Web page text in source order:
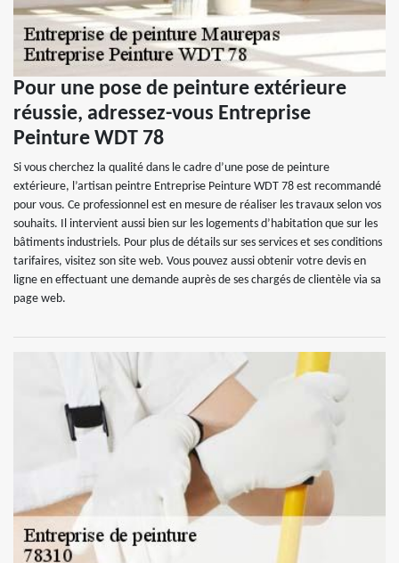
Pour une pose de peinture extérieure
réussie, adressez-vous Entreprise
Peinture WDT 78
Si vous cherchez la qualité dans le cadre d’une pose de peinture
extérieure, l’artisan peintre Entreprise Peinture WDT 78 est recommandé
pour vous. Ce professionnel est en mesure de réaliser les travaux selon vos
souhaits. Il intervient aussi bien sur les logements d’habitation que sur les
bâtiments industriels. Pour plus de détails sur ses services et ses conditions
tarifaires, visitez son site web. Vous pouvez aussi obtenir votre devis en
ligne en effectuant une demande auprès de ses chargés de clientèle via sa
page web.